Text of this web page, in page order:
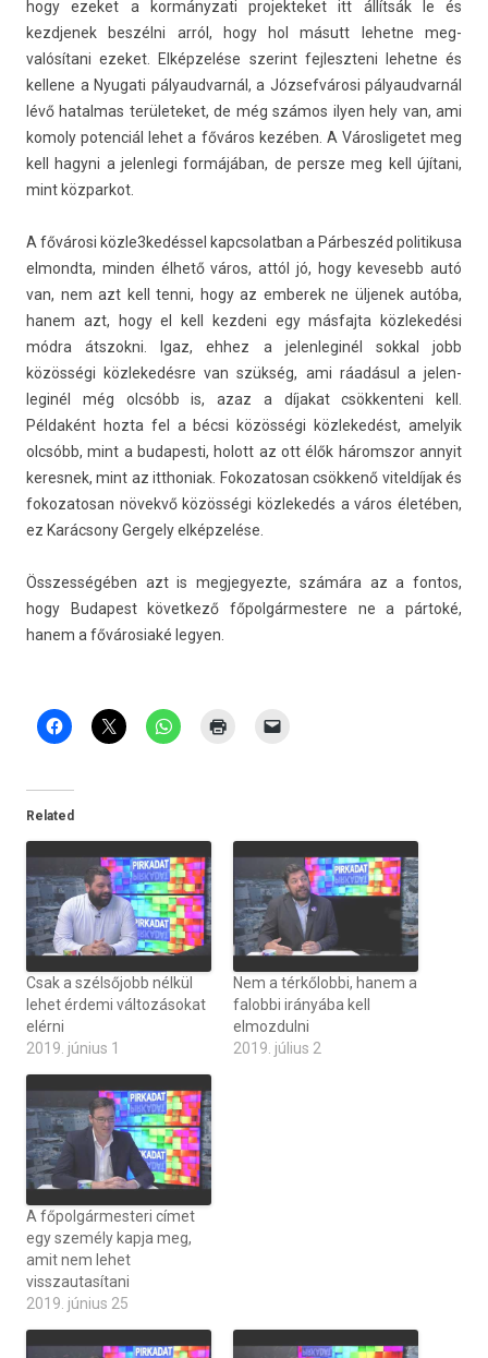
hogy ezeket a kor­mányzati pro­jek­teket itt állítsák le és
kezdjenek beszélni arról, hogy hol másutt lehet­ne meg­
valósítani ezeket. Elképzelése szerint fej­leszteni lehet­ne és
kel­lene a Nyugati pályaud­varnál, a Józsefvárosi pályaud­varnál
lévő hatal­mas területeket, de még számos ilyen hely van, ami
komo­ly poten­ciál lehet a főváros kezében. A Város­ligetet meg
kell hagyni a jelen­legi formájában, de per­sze meg kell újítani,
mint köz­parkot.
A fővárosi köz­le3kedés­sel kapcsolat­ban a Párbeszéd politikusa
el­mondta, mind­en élhető város, attól jó, hogy kevesebb autó
van, nem azt kell tenni, hogy az em­berek ne üljenek autóba,
hanem azt, hogy el kell kez­deni egy más­fajta köz­lekedési
módra átszok­ni. Igaz, ehhez a jelen­leginél sokk­al jobb
közösségi köz­lekedés­re van szükség, ami ráadásul a jelen­
leginél még olcsóbb is, azaz a díjakat csök­kenteni kell.
Példaként hozta fel a bécsi közösségi köz­lekedést, amelyik
olcsóbb, mint a budapes­ti, holott az ott élők háromszor an­nyit
keres­nek, mint az itthoniak. Fokozatosan csökkenő vitel­díjak és
fokozatosan növekvő közösségi köz­lekedés a város életében,
ez Karácsony Ger­ge­ly elképzelése.
Összes­ségéb­en azt is meg­jegyez­te, számára az a fon­tos,
hogy Budapest követ­kező főpol­gármes­tere ne a pártoké,
hanem a fővárosiaké legy­en.
Related
Csak a szélsőjobb nélkül
lehet érdemi változásokat
elérni
2019. június 1
Nem a térkőlobbi, hanem a
falobbi irányába kell
elmozdulni
2019. július 2
A főpolgármesteri címet
egy személy kapja meg,
amit nem lehet
visszautasítani
2019. június 25